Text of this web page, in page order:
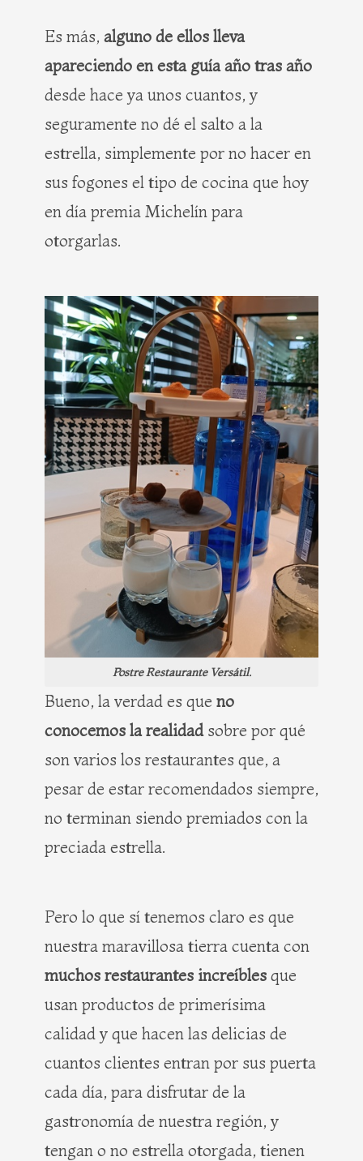
Es más, alguno de ellos lleva
apareciendo en esta guía año tras año
desde hace ya unos cuantos, y
seguramente no dé el salto a la
estrella, simplemente por no hacer en
sus fogones el tipo de cocina que hoy
en día premia Michelín para
otorgarlas.
Postre Restaurante Versátil.
Bueno, la verdad es que no
conocemos la realidadsobre por qué
son varios los restaurantes que, a
pesar de estar recomendados siempre,
no terminan siendo premiados con la
preciada estrella.
Pero lo que sí tenemos claro es que
nuestra maravillosa tierra cuenta con
muchos restaurantes increíbles que
usan productos de primerísima
calidad y que hacen las delicias de
cuantos clientes entran por sus puerta
cada día, para disfrutar de la
gastronomía de nuestra región, y
tengan o no estrella otorgada, tienen